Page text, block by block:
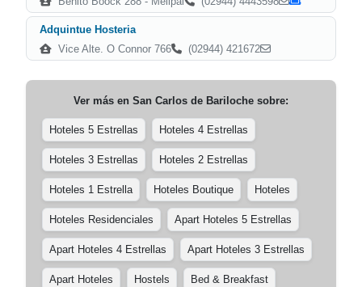
Adquintue Hosteria
Vice Alte. O Connor 766
(02944) 421672
Ver más en San Carlos de Bariloche sobre:
Hoteles 5 Estrellas Hoteles 4 Estrellas
Hoteles 3 Estrellas Hoteles 2 Estrellas
Hoteles 1 Estrella Hoteles Boutique Hoteles
Hoteles Residenciales Apart Hoteles 5 Estrellas
Apart Hoteles 4 Estrellas Apart Hoteles 3 Estrellas
Apart Hoteles Hostels Bed & Breakfast